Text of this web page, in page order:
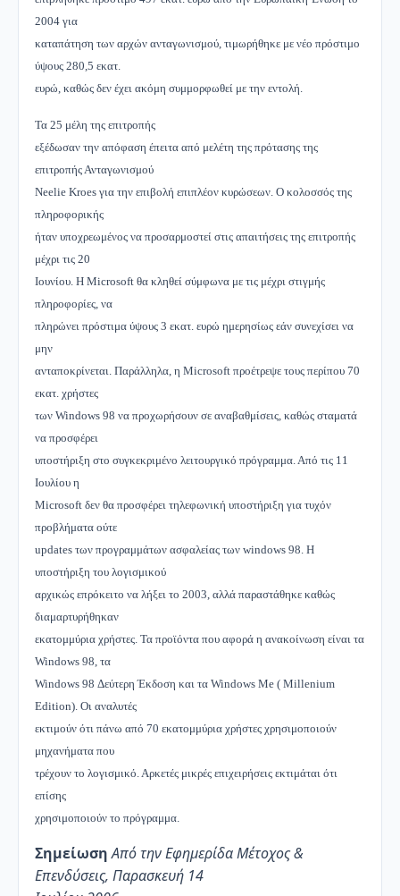
2004 για
καταπάτηση των αρχών ανταγωνισμού, τιμωρήθηκε με νέο πρόστιμο
ύψους 280,5 εκατ.
ευρώ, καθώς δεν έχει ακόμη συμμορφωθεί με την εντολή.
Τα 25 μέλη της επιτροπής
εξέδωσαν την απόφαση έπειτα από μελέτη της πρότασης της
επιτροπής Ανταγωνισμού
Neelie Kroes για την επιβολή επιπλέον κυρώσεων. Ο κολοσσός της
πληροφορικής
ήταν υποχρεωμένος να προσαρμοστεί στις απαιτήσεις της επιτροπής
μέχρι τις 20
Ιουνίου. Η Microsoft θα κληθεί σύμφωνα με τις μέχρι στιγμής
πληροφορίες, να
πληρώνει πρόστιμα ύψους 3 εκατ. ευρώ ημερησίως εάν συνεχίσει να
μην
ανταποκρίνεται. Παράλληλα, η Microsoft προέτρεψε τους περίπου 70
εκατ. χρήστες
των Windows 98 να προχωρήσουν σε αναβαθμίσεις, καθώς σταματά
να προσφέρει
υποστήριξη στο συγκεκριμένο λειτουργικό πρόγραμμα. Από τις 11
Ιουλίου η
Microsoft δεν θα προσφέρει τηλεφωνική υποστήριξη για τυχόν
προβλήματα ούτε
updates των προγραμμάτων ασφαλείας των windows 98. Η
υποστήριξη του λογισμικού
αρχικώς επρόκειτο να λήξει το 2003, αλλά παραστάθηκε καθώς
διαμαρτυρήθηκαν
εκατομμύρια χρήστες. Τα προϊόντα που αφορά η ανακοίνωση είναι τα
Windows 98, τα
Windows 98 Δεύτερη Έκδοση και τα Windows Me ( Millenium
Edition). Οι αναλυτές
εκτιμούν ότι πάνω από 70 εκατομμύρια χρήστες χρησιμοποιούν
μηχανήματα που
τρέχουν το λογισμικό. Αρκετές μικρές επιχειρήσεις εκτιμάται ότι
επίσης
χρησιμοποιούν το πρόγραμμα.
Σημείωση Από την Εφημερίδα Μέτοχος &
Επενδύσεις, Παρασκευή 14